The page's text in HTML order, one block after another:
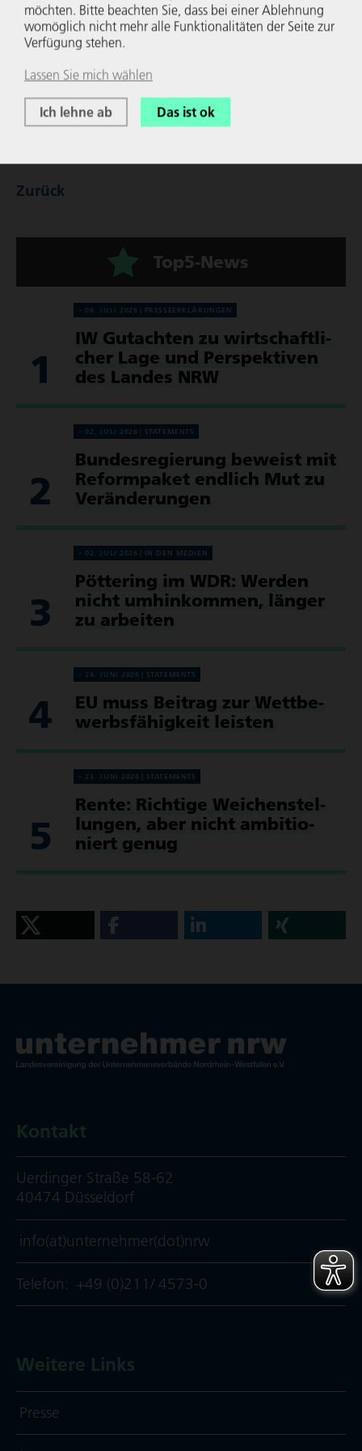
Zurück
Top5-News
1
06. JULI 2026 PRES­SE­ER­KLÄ­RUN­GEN
IW Gutachten zu wirt­schaft­li­
cher Lage und Perspek­tiven
des Landes NRW
2
02. JULI 2026 STATE­MENTS
Bundes­re­gie­rung beweist mit
Reform­paket endlich Mut zu
Verän­de­rungen
3
02. JULI 2026 IN DEN MEDIEN
Pöttering im WDR: Werden
nicht umhin­kommen, länger
zu arbeiten
4
24. JUNI 2026 STATE­MENTS
EU muss Beitrag zur Wett­be­
werbs­fä­hig­keit leisten
5
23. JUNI 2026 STATE­MENTS
Rente: Richtige Weichen­stel­
lungen, aber nicht ambi­tio­
niert genug
Kontakt
Uerdinger Straße 58-62
40474 Düsseldorf
info(at)unternehmer(dot)nrw
Telefon: +49 (0)211/ 4573-0
Weitere Links
Presse
möchten. Bitte beachten Sie, dass bei einer Ablehnung
womöglich nicht mehr alle Funk­tio­na­li­täten der Seite zur
Verfügung stehen.
Lassen Sie mich wählen
Ich lehne ab Das ist ok